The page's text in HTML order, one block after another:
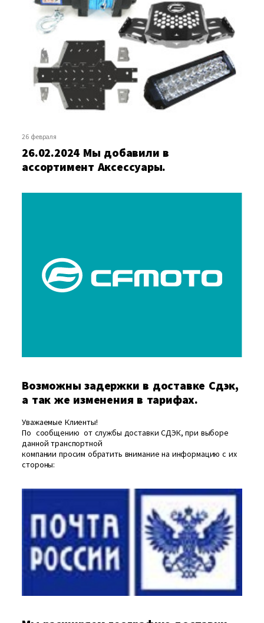
26 февраля
26.02.2024 Мы добавили в
ассортимент Аксессуары.
Возможны задержки в доставке Сдэк,
а так же изменения в тарифах.
Уважаемые Клиенты!
По сообщению от службы доставки СДЭК, при выборе
данной транспортной
компании просим обратить внимание на информацию с их
стороны: